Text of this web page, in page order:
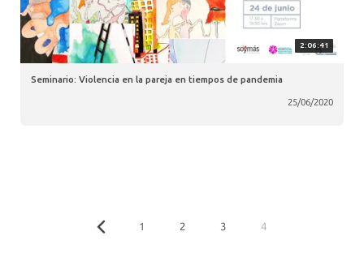
2:06:41
Seminario: Violencia en la pareja en tiempos de pandemia
25/06/2020
1 2 3 4